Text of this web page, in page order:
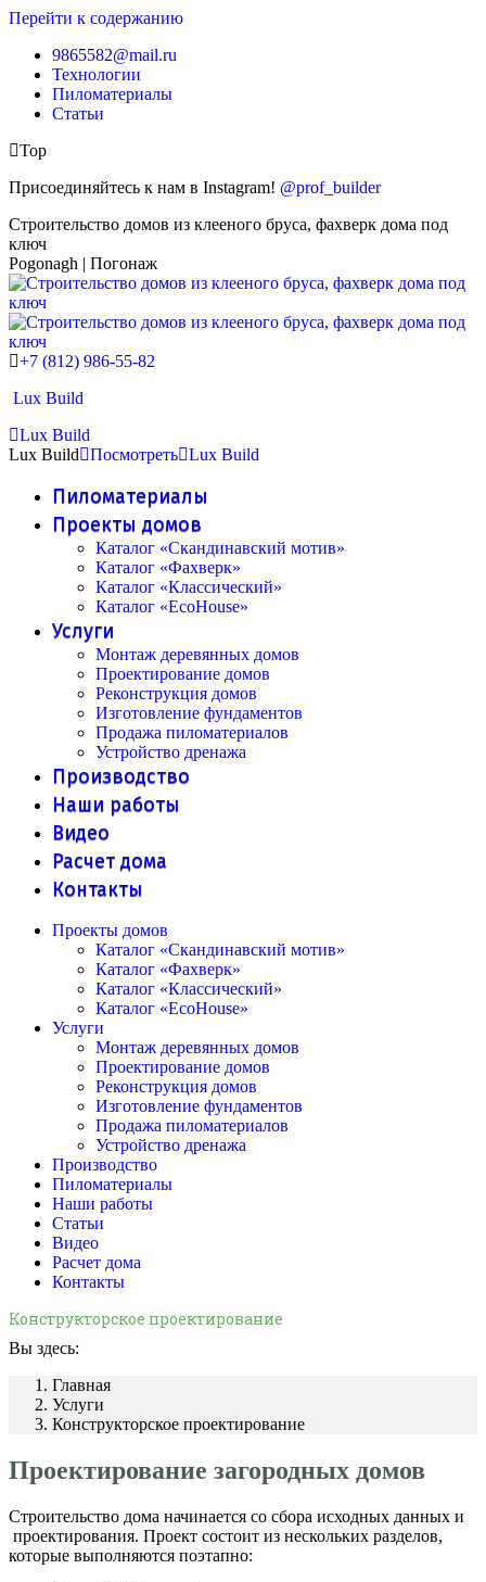
Перейти к содержанию
9865582@mail.ru
Технологии
Пиломатериалы
Статьи
Top
Присоединяйтесь к нам в Instagram! @prof_builder
Строительство домов из клееного бруса, фахверк дома под
ключ
Pogonagh | Погонаж
+7 (812) 986-55-82
Lux Build
Lux Build
Lux Build
Посмотреть Lux Build
Пиломатериалы
Проекты домов
Каталог «Скандинавский мотив»
Каталог «Фахверк»
Каталог «Классический»
Каталог «EcoHouse»
Услуги
Монтаж деревянных домов
Проектирование домов
Реконструкция домов
Изготовление фундаментов
Продажа пиломатериалов
Устройство дренажа
Производство
Наши работы
Видео
Расчет дома
Контакты
Проекты домов
Каталог «Скандинавский мотив»
Каталог «Фахверк»
Каталог «Классический»
Каталог «EcoHouse»
Услуги
Монтаж деревянных домов
Проектирование домов
Реконструкция домов
Изготовление фундаментов
Продажа пиломатериалов
Устройство дренажа
Производство
Пиломатериалы
Наши работы
Статьи
Видео
Расчет дома
Контакты
Конструкторское проектирование
Вы здесь:
Главная
Услуги
Конструкторское проектирование
Проектирование загородных домов
Строительство дома начинается со сбора исходных данных и
проектирования. Проект состоит из нескольких разделов,
которые выполняются поэтапно: